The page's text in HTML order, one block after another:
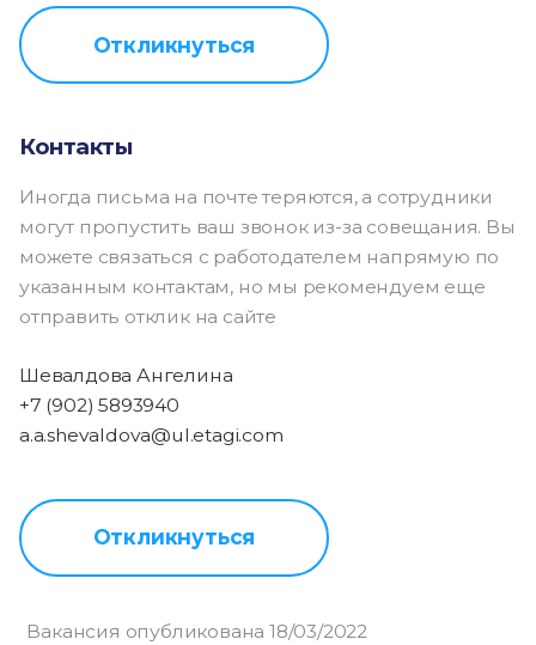
Откликнуться
Контакты
Иногда письма на почте теряются, а сотрудники
могут пропустить ваш звонок из-за совещания. Вы
можете связаться с работодателем напрямую по
указанным контактам, но мы рекомендуем еще
отправить отклик на сайте
Шевалдова Ангелина
+7 (902) 5893940
a.a.shevaldova@ul.etagi.com
Откликнуться
Вакансия опубликована 18/03/2022